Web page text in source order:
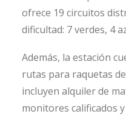
ofrece 19 circuitos
dificultad: 7 verdes, 4
Además, la estación
rutas para raquetas
incluyen alquiler de
monitores calificados